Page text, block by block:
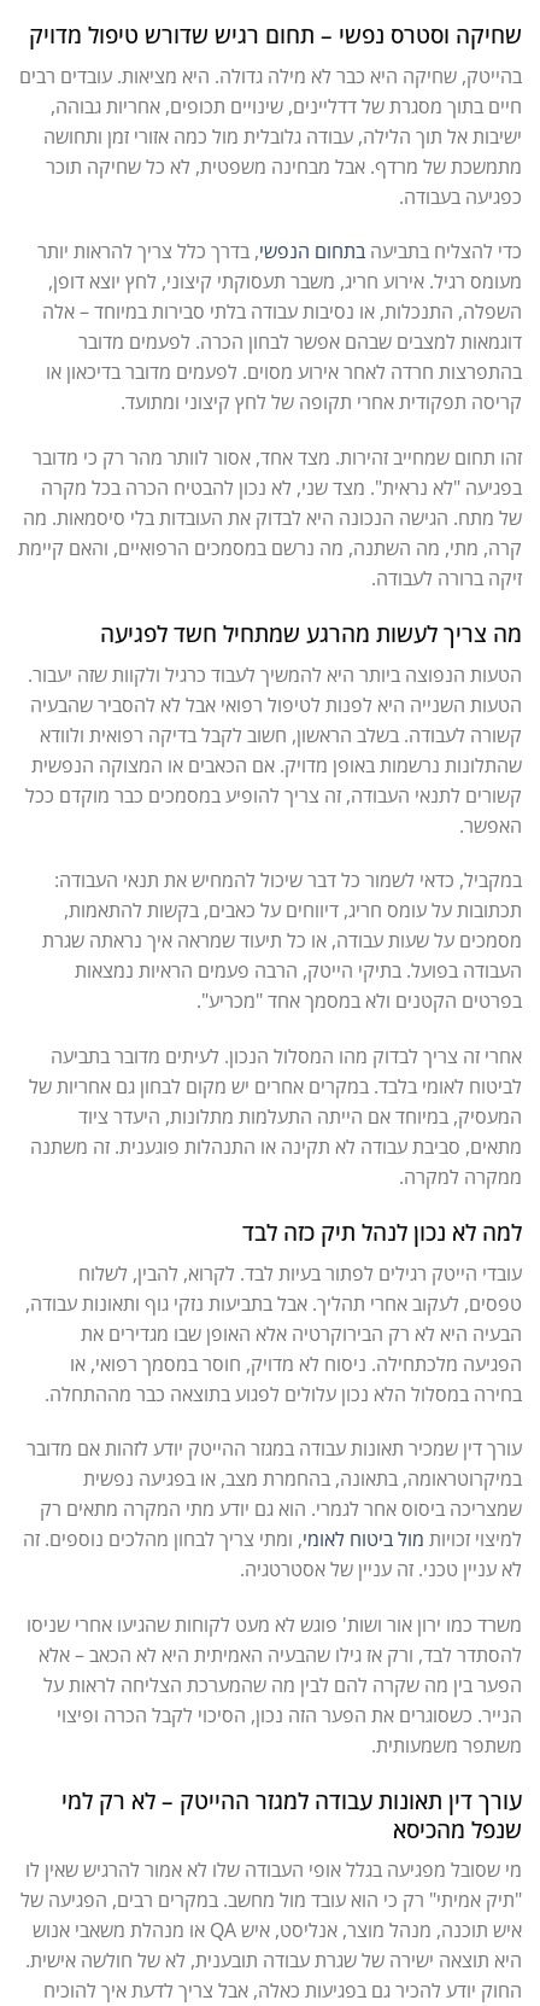
שחיקה וסטרס נפשי – תחום רגיש שדורש טיפול מדויק
בהייטק, שחיקה היא כבר לא מילה גדולה. היא מציאות. עובדים רבים
חיים בתוך מסגרת של דדליינים, שינויים תכופים, אחריות גבוהה,
ישיבות אל תוך הלילה, עבודה גלובלית מול כמה אזורי זמן ותחושה
מתמשכת של מרדף. אבל מבחינה משפטית, לא כל שחיקה תוכר
כפגיעה בעבודה.
כדי להצליח בתביעה בתחום הנפשי, בדרך כלל צריך להראות יותר
מעומס רגיל. אירוע חריג, משבר תעסוקתי קיצוני, לחץ יוצא דופן,
השפלה, התנכלות, או נסיבות עבודה בלתי סבירות במיוחד – אלה
דוגמאות למצבים שבהם אפשר לבחון הכרה. לפעמים מדובר
בהתפרצות חרדה לאחר אירוע מסוים. לפעמים מדובר בדיכאון או
קריסה תפקודית אחרי תקופה של לחץ קיצוני ומתועד.
זהו תחום שמחייב זהירות. מצד אחד, אסור לוותר מהר רק כי מדובר
בפגיעה "לא נראית". מצד שני, לא נכון להבטיח הכרה בכל מקרה
של מתח. הגישה הנכונה היא לבדוק את העובדות בלי סיסמאות. מה
קרה, מתי, מה השתנה, מה נרשם במסמכים הרפואיים, והאם קיימת
זיקה ברורה לעבודה.
מה צריך לעשות מהרגע שמתחיל חשד לפגיעה
הטעות הנפוצה ביותר היא להמשיך לעבוד כרגיל ולקוות שזה יעבור.
הטעות השנייה היא לפנות לטיפול רפואי אבל לא להסביר שהבעיה
קשורה לעבודה. בשלב הראשון, חשוב לקבל בדיקה רפואית ולוודא
שהתלונות נרשמות באופן מדויק. אם הכאבים או המצוקה הנפשית
קשורים לתנאי העבודה, זה צריך להופיע במסמכים כבר מוקדם ככל
האפשר.
במקביל, כדאי לשמור כל דבר שיכול להמחיש את תנאי העבודה:
תכתובות על עומס חריג, דיווחים על כאבים, בקשות להתאמות,
מסמכים על שעות עבודה, או כל תיעוד שמראה איך נראתה שגרת
העבודה בפועל. בתיקי הייטק, הרבה פעמים הראיות נמצאות
בפרטים הקטנים ולא במסמך אחד "מכריע".
אחרי זה צריך לבדוק מהו המסלול הנכון. לעיתים מדובר בתביעה
לביטוח לאומי בלבד. במקרים אחרים יש מקום לבחון גם אחריות של
המעסיק, במיוחד אם הייתה התעלמות מתלונות, היעדר ציוד
מתאים, סביבת עבודה לא תקינה או התנהלות פוגענית. זה משתנה
ממקרה למקרה.
למה לא נכון לנהל תיק כזה לבד
עובדי הייטק רגילים לפתור בעיות לבד. לקרוא, להבין, לשלוח
טפסים, לעקוב אחרי תהליך. אבל בתביעות נזקי גוף ותאונות עבודה,
הבעיה היא לא רק הבירוקרטיה אלא האופן שבו מגדירים את
הפגיעה מלכתחילה. ניסוח לא מדויק, חוסר במסמך רפואי, או
בחירה במסלול הלא נכון עלולים לפגוע בתוצאה כבר מההתחלה.
עורך דין שמכיר תאונות עבודה במגזר ההייטק יודע לזהות אם מדובר
במיקרוטראומה, בתאונה, בהחמרת מצב, או בפגיעה נפשית
שמצריכה ביסוס אחר לגמרי. הוא גם יודע מתי המקרה מתאים רק
למיצוי זכויות מול ביטוח לאומי, ומתי צריך לבחון מהלכים נוספים. זה
לא עניין טכני. זה עניין של אסטרטגיה.
משרד כמו ירון אור ושות' פוגש לא מעט לקוחות שהגיעו אחרי שניסו
להסתדר לבד, ורק אז גילו שהבעיה האמיתית היא לא הכאב – אלא
הפער בין מה שקרה להם לבין מה שהמערכת הצליחה לראות על
הנייר. כשסוגרים את הפער הזה נכון, הסיכוי לקבל הכרה ופיצוי
משתפר משמעותית.
עורך דין תאונות עבודה למגזר ההייטק – לא רק למי
שנפל מהכיסא
מי שסובל מפגיעה בגלל אופי העבודה שלו לא אמור להרגיש שאין לו
"תיק אמיתי" רק כי הוא עובד מול מחשב. במקרים רבים, הפגיעה של
איש תוכנה, מנהל מוצר, אנליסט, איש QA או מנהלת משאבי אנוש
היא תוצאה ישירה של שגרת עבודה תובענית, לא של חולשה אישית.
החוק יודע להכיר גם בפגיעות כאלה, אבל צריך לדעת איך להוכיח